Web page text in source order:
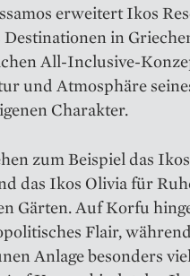
erweitert Ikos
Destinationen in
All-Inclusive-
und Atmosphäre
Charakter.
zum Beispiel das
das Ikos Olivia für
Gärten. Auf Korfu
Flair,
Anlage besonders